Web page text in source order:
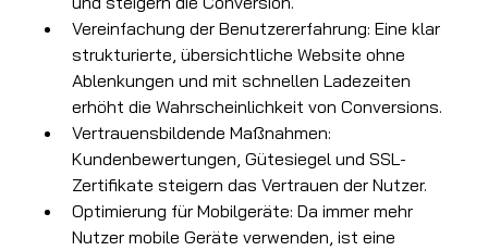
Vereinfachung der Benutzererfahrung: Eine klar
strukturierte, übersichtliche Website ohne
Ablenkungen und mit schnellen Ladezeiten
erhöht die Wahrscheinlichkeit von Conversions.
Vertrauensbildende Maßnahmen:
Kundenbewertungen, Gütesiegel und SSL-
Zertifikate steigern das Vertrauen der Nutzer.
Optimierung für Mobilgeräte: Da immer mehr
Nutzer mobile Geräte verwenden, ist eine